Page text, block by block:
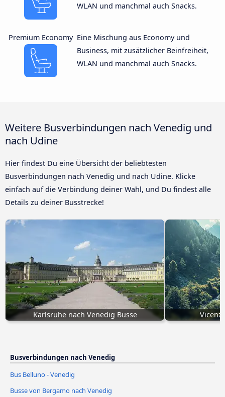
WLAN und manchmal auch Snacks.
Premium Economy Eine Mischung aus Economy und
Business, mit zusätzlicher Beinfreiheit,
WLAN und manchmal auch Snacks.
Weitere Busverbindungen nach Venedig und
nach Udine
Hier findest Du eine Übersicht der beliebtesten
Busverbindungen nach Venedig und nach Udine. Klicke
einfach auf die Verbindung deiner Wahl, und Du findest alle
Details zu deiner Busstrecke!
Karlsruhe nach Venedig Busse
Busverbindungen nach Venedig
Bus Belluno - Venedig
Busse von Bergamo nach Venedig